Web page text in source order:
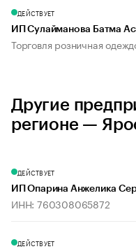
ДЕЙСТВУЕТ
ИП Сулайманова Батма
Торговля розничная
Другие
регионе —
ДЕЙСТВУЕТ
ИП Опарина Анжелика
ИНН: 760308065872
ДЕЙСТВУЕТ